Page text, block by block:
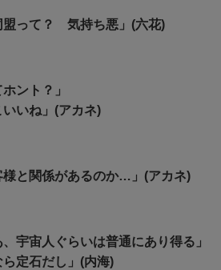
盟って？ 気持ち悪」(六花)
ント？」
いね」(アカネ)
様と関係があるのか…」(アカネ)
宇宙人ぐらいは普通にあり得る」
ら定石だし」(内海)